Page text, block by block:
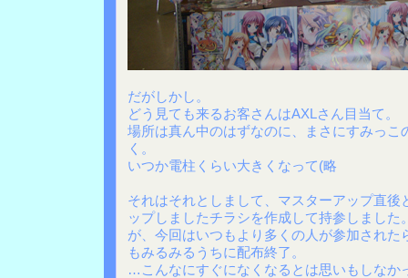
だがしかし。
どう見ても来るお客さんはAXLさん目当て。
場所は真ん中のはずなのに、まさにすみっこ
く。
いつか電柱くらい大きくなって(略
それはそれとしまして、マスターアップ直後
ップしましたチラシを作成して持参しました
が、今回はいつもより多くの人が参加された
もみるみるうちに配布終了。
…こんなにすぐになくなるとは思いもしなか